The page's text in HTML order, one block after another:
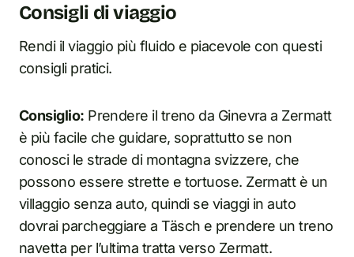
Consigli di viaggio
Rendi il viaggio più fluido e piacevole con questi
consigli pratici.
Consiglio: Prendere il treno da Ginevra a Zermatt
è più facile che guidare, soprattutto se non
conosci le strade di montagna svizzere, che
possono essere strette e tortuose. Zermatt è un
villaggio senza auto, quindi se viaggi in auto
dovrai parcheggiare a Täsch e prendere un treno
navetta per l’ultima tratta verso Zermatt.